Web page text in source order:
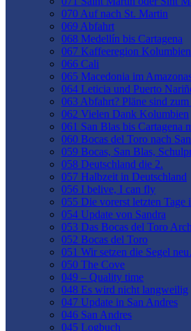
070 Auf nach St. Martin
069 Abfahrt
068 Medellín bis Cartagena
067 Kaffeeregion
066 Cali
065 Macedonia im
064 Leticia und Puerto
063 Abfahrt? Pläne sind
062 Vielen Dank Kolumbien
061 San Blas bis Cartagena
060 Bocas del Toro nach
059 Bocas, San Blas,
058 Deutschland die 2.
057 Halbzeit in Deutschland
056 I belive, I can fly
055 Die vorerst letzten Tage
054 Update von Sandra
053 Das Bocas del Toro
052 Bocas del Toro
051 Wir setzen die Segel
050 The Cove
049 – Quality time
048 Es wird nicht langweilig
047 Update in San Andres
046 San Andres
045 Logbuch